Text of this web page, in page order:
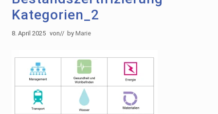
Building
Kategorien_2
8. April 2025 von// by Marie